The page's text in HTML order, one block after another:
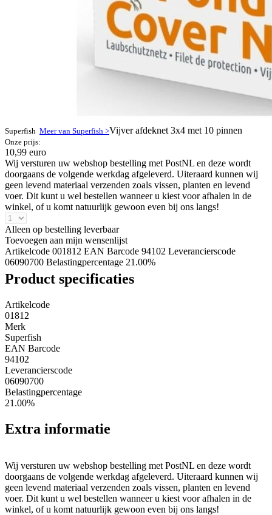
Superfish Meer van Superfish >Vijver afdeknet 3x4 met 10 pinnen
Onze prijs:
10,99 euro
Wij versturen uw webshop bestelling met PostNL en deze wordt
doorgaans de volgende werkdag afgeleverd. Uiteraard kunnen wij
geen levend materiaal verzenden zoals vissen, planten en levend
voer. Dit kunt u wel bestellen wanneer u kiest voor afhalen in de
winkel, of u komt natuurlijk gewoon even bij ons langs!
Alleen op bestelling leverbaar
Toevoegen aan mijn wensenlijst
Artikelcode 001812 EAN Barcode 94102 Leverancierscode
06090700 Belastingpercentage 21.00%
Product specificaties
Artikelcode
01812
Merk
Superfish
EAN Barcode
94102
Leverancierscode
06090700
Belastingpercentage
21.00%
Extra informatie
Wij versturen uw webshop bestelling met PostNL en deze wordt
doorgaans de volgende werkdag afgeleverd. Uiteraard kunnen wij
geen levend materiaal verzenden zoals vissen, planten en levend
voer. Dit kunt u wel bestellen wanneer u kiest voor afhalen in de
winkel, of u komt natuurlijk gewoon even bij ons langs!